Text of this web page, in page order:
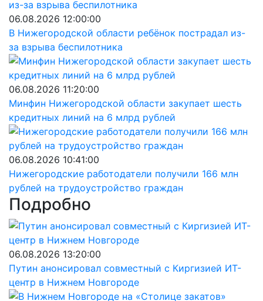
06.08.2026 12:00:00
В Нижегородской области ребёнок пострадал из-
за взрыва беспилотника
06.08.2026 11:20:00
Минфин Нижегородской области закупает шесть
кредитных линий на 6 млрд рублей
06.08.2026 10:41:00
Нижегородские работодатели получили 166 млн
рублей на трудоустройство граждан
Подробно
06.08.2026 13:20:00
Путин анонсировал совместный с Киргизией ИТ-
центр в Нижнем Новгороде